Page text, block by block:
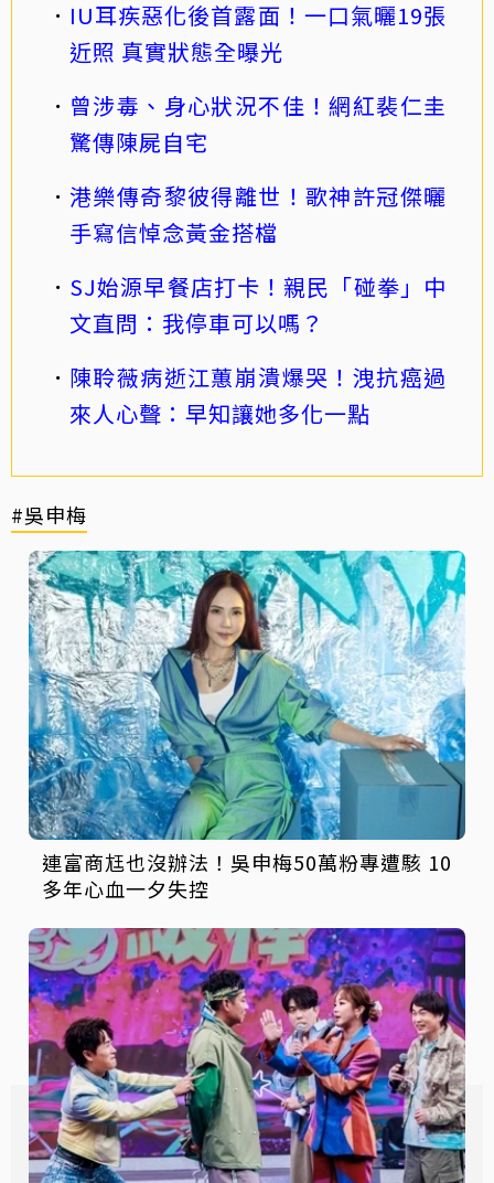
IU耳疾惡化後首露面！一口氣曬19張
近照 真實狀態全曝光
曾涉毒、身心狀況不佳！網紅裴仁圭
驚傳陳屍自宅
港樂傳奇黎彼得離世！歌神許冠傑曬
手寫信悼念黃金搭檔
SJ始源早餐店打卡！親民「碰拳」中
文直問：我停車可以嗎？
陳聆薇病逝江蕙崩潰爆哭！洩抗癌過
來人心聲：早知讓她多化一點
#吳申梅
連富商尪也沒辦法！吳申梅50萬粉專遭駭 10
多年心血一夕失控